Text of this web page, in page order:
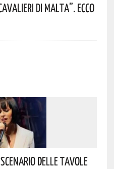
DI MALTA”. Ecco
Delle Tavole